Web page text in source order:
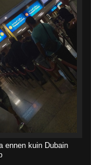
ennen kuin Dubain